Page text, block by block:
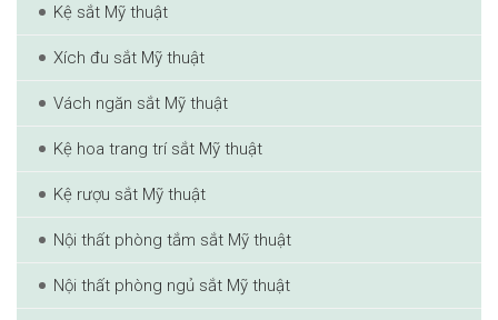
Kệ sắt Mỹ thuật
Xích đu sắt Mỹ thuật
Vách ngăn sắt Mỹ thuật
Kệ hoa trang trí sắt Mỹ thuật
Kệ rượu sắt Mỹ thuật
Nội thất phòng tắm sắt Mỹ thuật
Nội thất phòng ngủ sắt Mỹ thuật